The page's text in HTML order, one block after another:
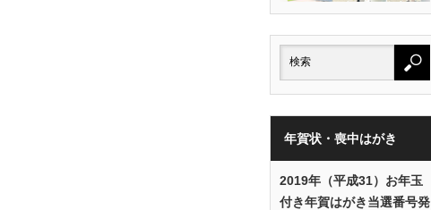
年賀状・喪中はがき
2019年（平成31）お年玉
付き年賀はがき当選番号発